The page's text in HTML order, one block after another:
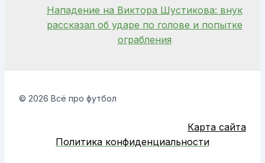
Нападение на Виктора Шустикова: внук
рассказал об ударе по голове и попытке
ограбления
© 2026 Всё про футбол
Карта сайта
Политика конфиденциальности